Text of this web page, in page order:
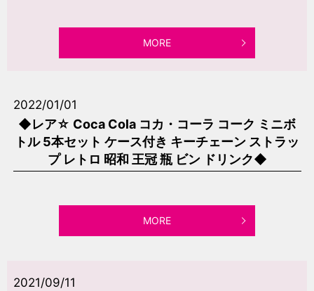
MORE
2022/01/01
◆レア☆ Coca Cola コカ・コーラ コーク ミニボ
トル 5本セット ケース付き キーチェーン ストラッ
プ レトロ 昭和 王冠 瓶 ビン ドリンク◆
MORE
2021/09/11